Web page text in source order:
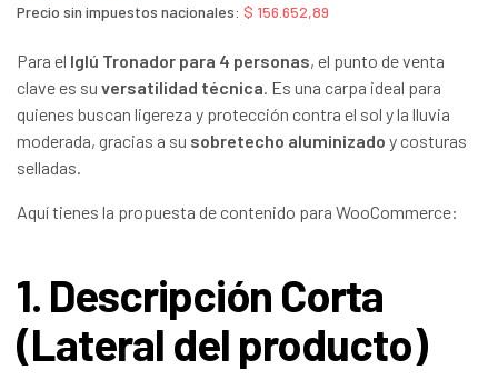
Precio sin impuestos nacionales: $ 156.652,89
Para el Iglú Tronador para 4 personas, el punto de venta
clave es su versatilidad técnica. Es una carpa ideal para
quienes buscan ligereza y protección contra el sol y la lluvia
moderada, gracias a su sobretecho aluminizado y costuras
selladas.
Aquí tienes la propuesta de contenido para WooCommerce:
1. Descripción Corta
(Lateral del producto)